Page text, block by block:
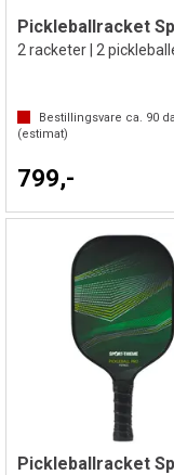
Pickleballracket
Bestillingsvare ca. 90
(estimat)
799,-